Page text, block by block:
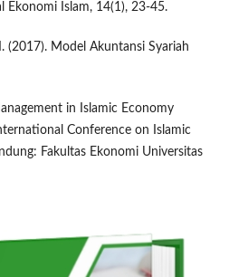
Ekonomi Islam, 14(1), 23-45.
(2017). Model Akuntansi Syariah
in Islamic Economy
Conference on Islamic
Fakultas Ekonomi Universitas